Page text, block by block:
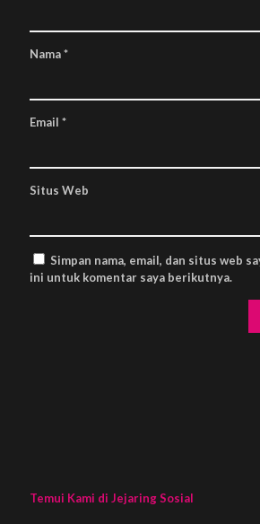
Nama*
Email *
Situs Web
Simpan nama, email, dan situs web
ini untuk komentar saya berikutnya.
Temui Kami di Jejaring Sosial